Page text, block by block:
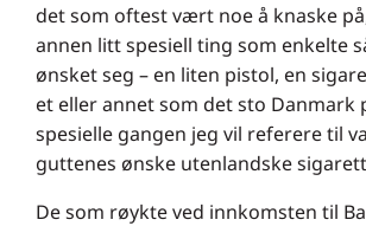
det som oftest vært noe å knaske
annen litt spesiell ting som enkelte
ønsket seg – en liten pistol, en
et eller annet som det sto Danmark
spesielle gangen jeg vil referere til
guttenes ønske utenlandske
De som røykte ved innkomsten til